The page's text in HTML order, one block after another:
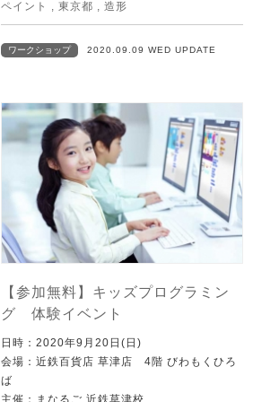
ペイント , 東京都 , 造形
ワークショップ 2020.09.09 WED UPDATE
【参加無料】キッズプログラミン
グ 体験イベント
日時：2020年9月20日(日)
会場：近鉄百貨店 草津店 4階 びわもくひろ
ば
主催：まなるご 近鉄草津校